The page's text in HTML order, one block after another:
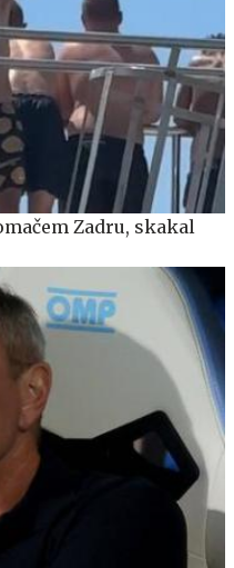
Zadru, skakal